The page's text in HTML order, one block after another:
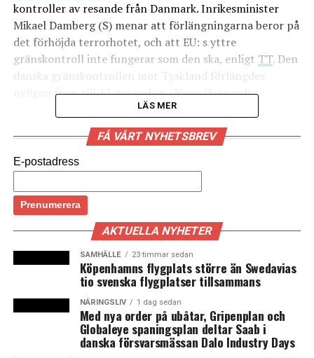
kontroller av resande från Danmark. Inrikesminister
Mikael Damberg (S) menar att förlängningarna beror på
det förhöjda terrorhotet, och att EU: s yttre
gränskontroll inte fungerar som den ska, enligt TT. Den
danska gränskontrollen mot Tyskland förlängdes
nyligen fram till 12 november. (News Øresund)
Startup-företag i Malmöinkubatorn Minc tar in
rekordstora investeringar
Skånskt detaljhandelsföretag storsatsar på e-handel
LÄS MER
FÅ VÅRT NYHETSBREV
E-postadress
AKTUELLA NYHETER
SAMHÄLLE 23 timmar sedan
Köpenhamns flygplats större än Swedavias
tio svenska flygplatser tillsammans
NÄRINGSLIV 1 dag sedan
Med nya order på ubåtar, Gripenplan och
Globaleye spaningsplan deltar Saab i
danska försvarsmässan Dalo Industry Days